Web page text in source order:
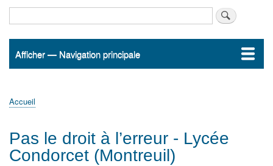
Navigation
Afficher — Navigation principale
Accueil
ActualitésMATh.en.JEANS ?
Régions et Ateliers
Créer, gérer un atelier
Sujets/Publications
Congrès
d'Ariane
Accueil
Pas le droit à l’erreur - Lycée
Condorcet (Montreuil)